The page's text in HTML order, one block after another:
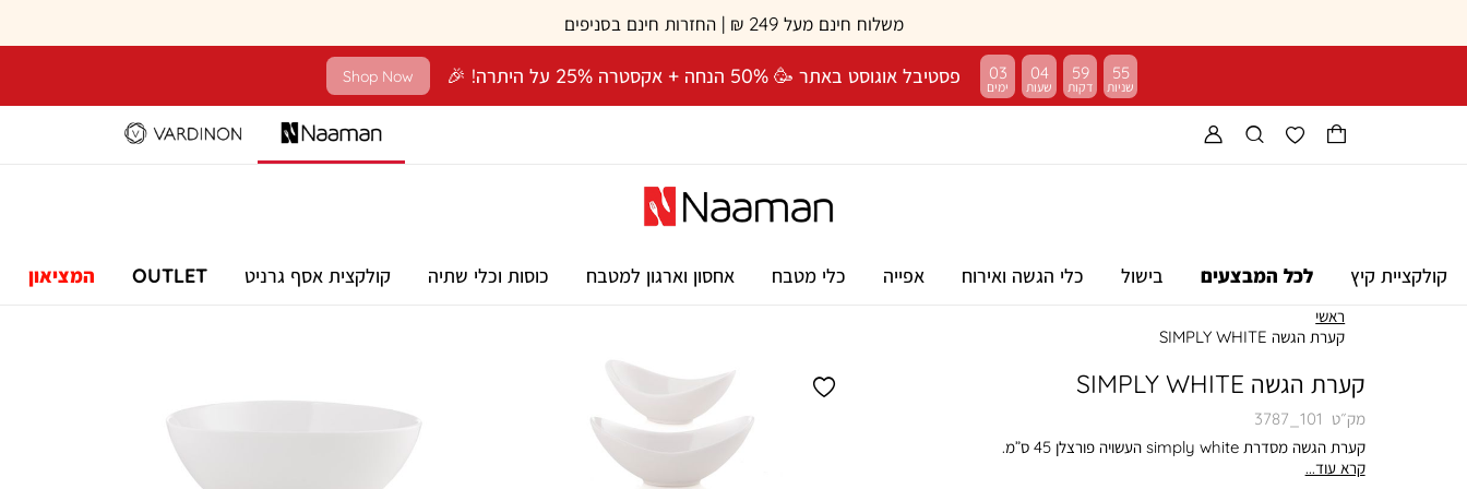
משלוח חינם מעל 249 ₪ | החזרות חינם בסניפים
פסטיבל אוגוסט באתר 🥳 50% הנחה + אקסטרה 25% על היתרה! 🎉 Shop Now 03 04 59 55
קולקציית קיץ לכל המבצעים בישול כלי הגשה ואירוח אפייה כלי מטבח אחסון וארגון למטבח כוסות וכלי שתיה קולקצית אסף גרניט OUTLET המציאון
ראשי
קערת הגשה SIMPLY WHITE
קערת הגשה SIMPLY WHITE
מק״ט 3787_101
קערת הגשה מסדרת simply white העשויה פורצלן 45 ס”מ.
קרא עוד...